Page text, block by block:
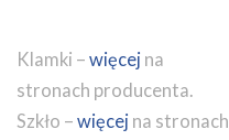
Klamki – więcej na
stronach producenta.
Szkło – więcej na stronach